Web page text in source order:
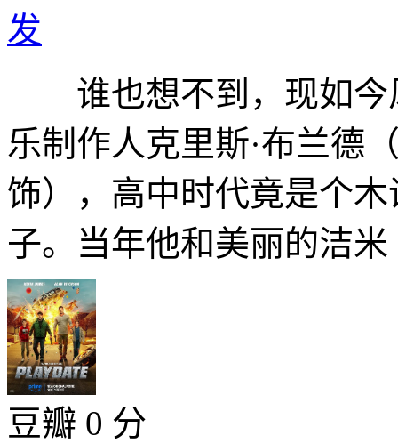
发
谁也想不到，现如今
乐制作人克里斯·布兰德
饰），高中时代竟是个
子。当年他和美丽的洁
豆瓣 0 分